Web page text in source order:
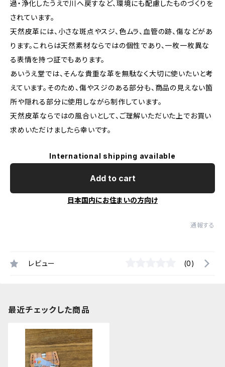
過・浄化したうえで川へ戻すなど、環境にも配慮したものづくりを
されています。
天然皮革には、小さな斑点やスジ、色ムラ、血管の跡、傷などがあ
ります。これらは天然素材ならではの個性であり、一枚一枚異な
る表情を持つ証でもあります。
あいうえ堂では、そんな貴重な革を無駄なく大切に使いたいと考
えています。そのため、傷やスジのある部分も、商品の見えない箇
所や隠れる部分に使用しながら制作しています。
天然皮革ならではの風合いとして、ご理解いただいた上でお買い
求めいただけましたら幸いです。
International shipping available
Add to cart
日本国内にお住まいの方向け
通報する
レビュー (0)
最近チェックした商品